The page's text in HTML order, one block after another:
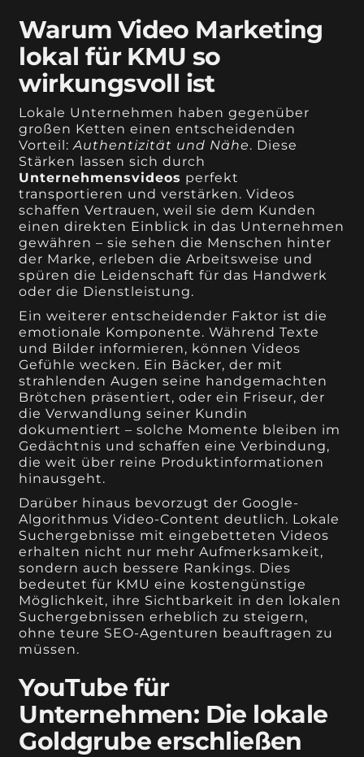
Warum Video Marketing
lokal für KMU so
wirkungsvoll ist
Lokale Unternehmen haben gegenüber
großen Ketten einen entscheidenden
Vorteil:Authentizität und Nähe. Diese
Stärken lassen sich durch
Unternehmensvideos perfekt
transportieren und verstärken. Videos
schaffen Vertrauen, weil sie dem Kunden
einen direkten Einblick in das Unternehmen
gewähren – sie sehen die Menschen hinter
der Marke, erleben die Arbeitsweise und
spüren die Leidenschaft für das Handwerk
oder die Dienstleistung.
Ein weiterer entscheidender Faktor ist die
emotionale Komponente. Während Texte
und Bilder informieren, können Videos
Gefühle wecken. Ein Bäcker, der mit
strahlenden Augen seine handgemachten
Brötchen präsentiert, oder ein Friseur, der
die Verwandlung seiner Kundin
dokumentiert – solche Momente bleiben im
Gedächtnis und schaffen eine Verbindung,
die weit über reine Produktinformationen
hinausgeht.
Darüber hinaus bevorzugt der Google-
Algorithmus Video-Content deutlich. Lokale
Suchergebnisse mit eingebetteten Videos
erhalten nicht nur mehr Aufmerksamkeit,
sondern auch bessere Rankings. Dies
bedeutet für KMU eine kostengünstige
Möglichkeit, ihre Sichtbarkeit in den lokalen
Suchergebnissen erheblich zu steigern,
ohne teure SEO-Agenturen beauftragen zu
müssen.
YouTube für
Unternehmen: Die lokale
Goldgrube erschließen